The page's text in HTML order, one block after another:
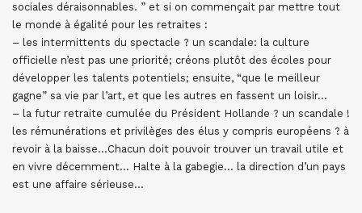
sociales déraisonnables. ” et si on commençait par mettre tout
le monde à égalité pour les retraites :
– les intermittents du spectacle ? un scandale: la culture
officielle n’est pas une priorité; créons plutôt des écoles pour
développer les talents potentiels; ensuite, “que le meilleur
gagne” sa vie par l’art, et que les autres en fassent un loisir…
– la futur retraite cumulée du Président Hollande ? un scandale !
les rémunérations et privilèges des élus y compris européens ? à
revoir à la baisse…Chacun doit pouvoir trouver un travail utile et
en vivre décemment… Halte à la gabegie… la direction d’un pays
est une affaire sérieuse…